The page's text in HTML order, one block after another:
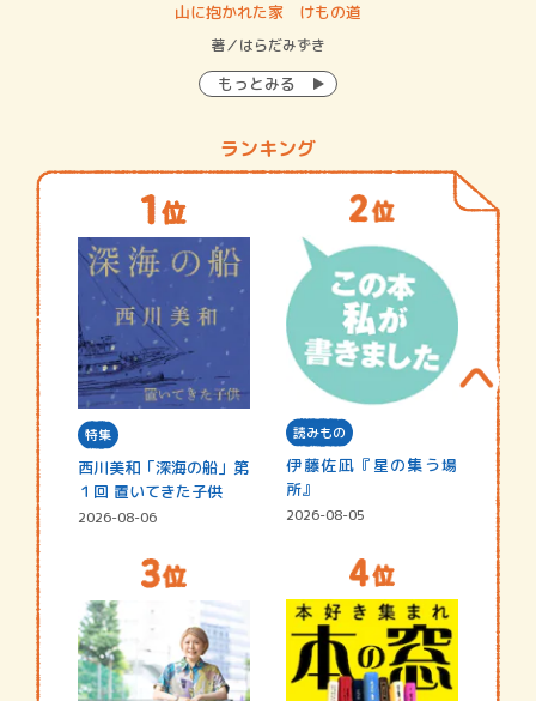
山に抱かれた家 けもの道
著／はらだみずき
もっとみる
ランキング
特集
西川美和「深海の船」第
１回 置いてきた子供
2026-08-06
読みもの
伊藤佐凪『星の集う場
所』
2026-08-05